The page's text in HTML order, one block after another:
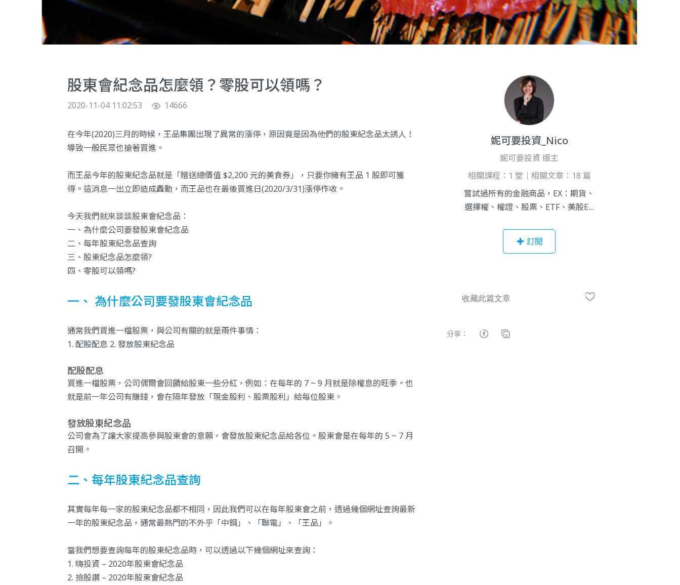
股東會紀念品怎麼領？零股可以領嗎？
2020-11-04 11:02:53 14666
在今年(2020)三月的時候，王品集團出現了異常的漲停，原因竟是因為他們的股東紀念品太誘人！
導致一般民眾也搶著買進。
而王品今年的股東紀念品就是「贈送總價值 $2,200 元的美食券」，只要你擁有王品 1 股即可獲
得。這消息一出立即造成轟動，而王品也在最後買進日(2020/3/31)漲停作收。
今天我們就來談談股東會紀念品：
一、為什麼公司要發股東會紀念品
二、每年股東紀念品查詢
三、股東紀念品怎麼領?
四、零股可以領嗎?
一、 為什麼公司要發股東會紀念品
通常我們買進一檔股票，與公司有關的就是兩件事情：
1. 配股配息 2. 發放股東紀念品
配股配息
買進一檔股票，公司偶爾會回饋給股東一些分紅，例如：在每年的 7 ~ 9 月就是除權息的旺季。也
就是前一年公司有賺錢，會在隔年發放「現金股利、股票股利」給每位股東。
發放股東紀念品
公司會為了讓大家提高參與股東會的意願，會發放股東紀念品給各位。股東會是在每年的 5 ~ 7 月
召開。
二、每年股東紀念品查詢
其實每年每一家的股東紀念品都不相同，因此我們可以在每年股東會之前，透過幾個網址查詢最新
一年的股東紀念品，通常最熱門的不外乎「中鋼」、「聯電」、「王品」。
當我們想要查詢每年的股東紀念品時，可以透過以下幾個網址來查詢：
1. 嗨投資 – 2020年股東會紀念品
2. 撿股讚 – 2020年股東會紀念品
妮可要投資_Nico
妮可要投資 版主
相關課程：1 堂｜相關文章：18 篇
嘗試過所有的金融商品，EX：期貨、
選擇權、權證、股票、ETF、美股ET
作。 希望藉由自身的投資經驗，給各
位投資人一些正確的觀念、想法、策
訂閱
分享：